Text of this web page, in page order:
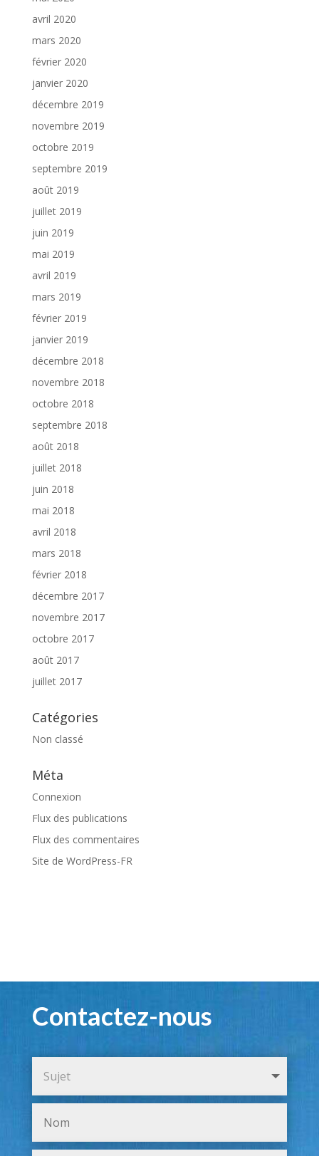
avril 2020
mars 2020
février 2020
janvier 2020
décembre 2019
novembre 2019
octobre 2019
septembre 2019
août 2019
juillet 2019
juin 2019
mai 2019
avril 2019
mars 2019
février 2019
janvier 2019
décembre 2018
novembre 2018
octobre 2018
septembre 2018
août 2018
juillet 2018
juin 2018
mai 2018
avril 2018
mars 2018
février 2018
décembre 2017
novembre 2017
octobre 2017
août 2017
juillet 2017
Catégories
Non classé
Méta
Connexion
Flux des publications
Flux des commentaires
Site de WordPress-FR
Contactez-nous